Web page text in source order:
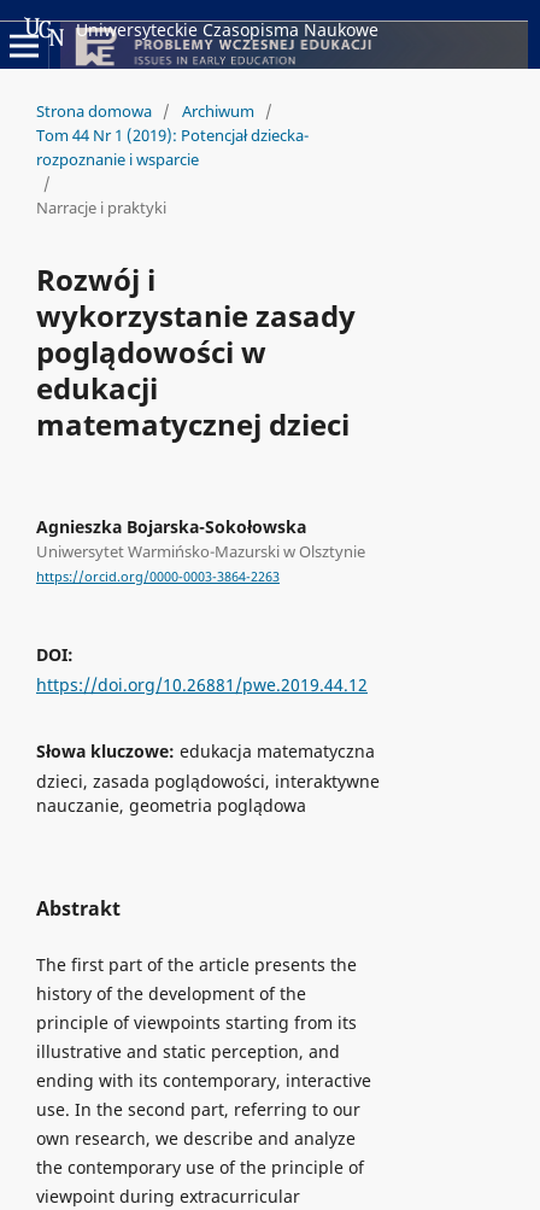
Uniwersyteckie Czasopisma Naukowe
Strona domowa / Archiwum /
Tom 44 Nr 1 (2019): Potencjał dziecka-
rozpoznanie i wsparcie
/
Narracje i praktyki
Rozwój i
wykorzystanie zasady
poglądowości w
edukacji
matematycznej dzieci
Agnieszka Bojarska-Sokołowska
Uniwersytet Warmińsko-Mazurski w Olsztynie
https://orcid.org/0000-0003-3864-2263
DOI:
https://doi.org/10.26881/pwe.2019.44.12
Słowa kluczowe: edukacja matematyczna
dzieci, zasada poglądowości, interaktywne
nauczanie, geometria poglądowa
Abstrakt
The first part of the article presents the
history of the development of the
principle of viewpoints starting from its
illustrative and static perception, and
ending with its contemporary, interactive
use. In the second part, referring to our
own research, we describe and analyze
the contemporary use of the principle of
viewpoint during extracurricular